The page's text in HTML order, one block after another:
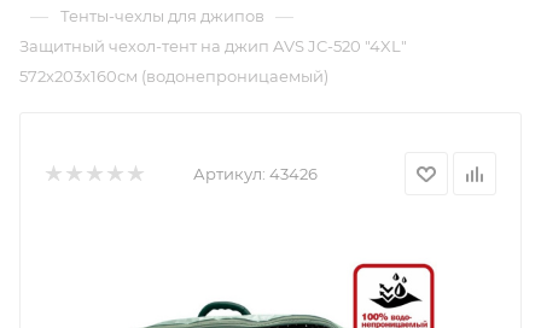
— Тенты-чехлы для джипов —
Защитный чехол-тент на джип AVS JC-520 "4XL"
572х203х160см (водонепроницаемый)
Артикул: 43426